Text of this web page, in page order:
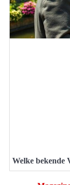
Welke bekende